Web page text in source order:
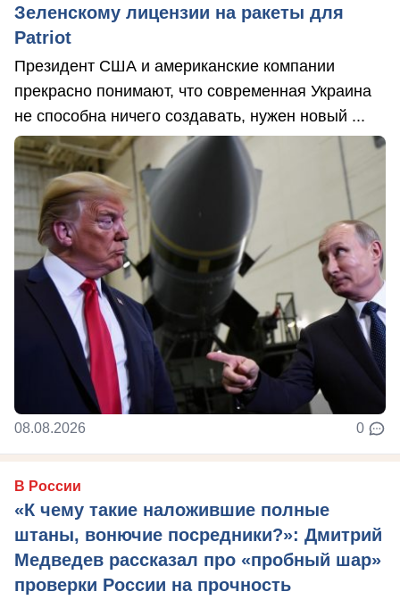
Зеленскому лицензии на ракеты для
Patriot
Президент США и американские компании
прекрасно понимают, что современная Украина
не способна ничего создавать, нужен новый ...
08.08.2026 0
В России
«К чему такие наложившие полные
штаны, вонючие посредники?»: Дмитрий
Медведев рассказал про «пробный шар»
проверки России на прочность